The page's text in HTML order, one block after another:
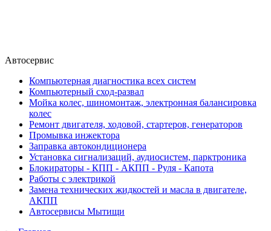
Автосервис
Компьютерная диагностика всех систем
Компьютерный сход-развал
Мойка колес, шиномонтаж, электронная балансировка
колес
Ремонт двигателя, ходовой, стартеров, генераторов
Промывка инжектора
Заправка автокондиционера
Установка сигнализаций, аудиосистем, парктроника
Блокираторы - КПП - АКПП - Руля - Капота
Работы с электрикой
Замена технических жидкостей и масла в двигателе,
АКПП
Автосервисы Мытищи